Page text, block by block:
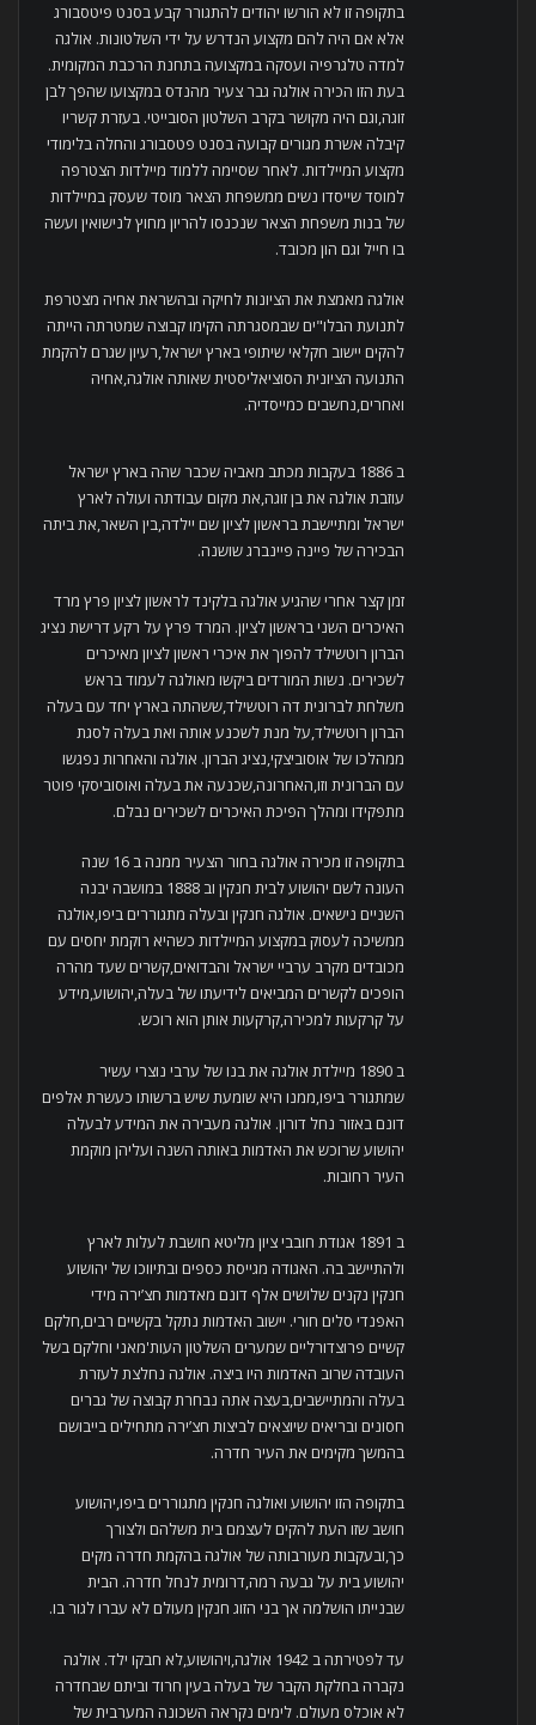
בתקופה זו לא הורשו יהודים להתגורר קבע בסנט פיטסבורג
אלא אם היה להם מקצוע הנדרש על ידי השלטונות. אולגה
למדה טלגרפיה ועסקה במקצועה בתחנת הרכבת המקומית.
בעת הזו הכירה אולגה גבר צעיר מהנדס במקצועו שהפך לבן
זוגה,וגם היה מקושר בקרב השלטון הסובייטי. בעזרת קשריו
קיבלה אשרת מגורים קבועה בסנט פטסבורג והחלה בלימודי
מקצוע המיילדות. לאחר שסיימה ללמוד מיילדות הצטרפה
למוסד שייסדו נשים ממשפחת הצאר מוסד שעסק במיילדות
של בנות משפחת הצאר שנכנסו להריון מחוץ לנישואין ועשה
בו חייל וגם הון מכובד.
אולגה מאמצת את הציונות לחיקה ובהשראת אחיה מצטרפת
לתנועת הבלו"ים שבמסגרתה הקימו קבוצה שמטרתה הייתה
להקים יישוב חקלאי שיתופי בארץ ישראל,רעיון שגרם להקמת
התנועה הציונית הסוציאליסטית שאותה אולגה,אחיה
ואחרים,נחשבים כמייסדיה.
ב 1886 בעקבות מכתב מאביה שכבר שהה בארץ ישראל
עוזבת אולגה את בן זוגה,את מקום עבודתה ועולה לארץ
ישראל ומתיישבת בראשון לציון שם יילדה,בין השאר,את ביתה
הבכירה של פיינה פיינברג שושנה.
זמן קצר אחרי שהגיע אולגה בלקינד לראשון לציון פרץ מרד
האיכרים השני בראשון לציון. המרד פרץ על רקע דרישת נציג
הברון רוטשילד להפוך את איכרי ראשון לציון מאיכרים
לשכירים. נשות המורדים ביקשו מאולגה לעמוד בראש
משלחת לברונית דה רוטשילד,ששהתה בארץ יחד עם בעלה
הברון רוטשילד,על מנת לשכנע אותה ואת בעלה לסגת
ממהלכו של אוסוביצקי,נציג הברון. אולגה והאחרות נפגשו
עם הברונית וזו,האחרונה,שכנעה את בעלה ואוסוביסקי פוטר
מתפקידו ומהלך הפיכת האיכרים לשכירים נבלם.
בתקופה זו מכירה אולגה בחור הצעיר ממנה ב 16 שנה
העונה לשם יהושוע לבית חנקין וב 1888 במושבה יבנה
השניים נישאים. אולגה חנקין ובעלה מתגוררים ביפו,אולגה
ממשיכה לעסוק במקצוע המיילדות כשהיא רוקמת יחסים עם
מכובדים מקרב ערביי ישראל והבדואים,קשרים שעד מהרה
הופכים לקשרים המביאים לידיעתו של בעלה,יהושוע,מידע
על קרקעות למכירה,קרקעות אותן הוא רוכש.
ב 1890 מיילדת אולגה את בנו של ערבי נוצרי עשיר
שמתגורר ביפו,ממנו היא שומעת שיש ברשותו כעשרת אלפים
דונם באזור נחל דורון. אולגה מעבירה את המידע לבעלה
יהושוע שרוכש את האדמות באותה השנה ועליהן מוקמת
העיר רחובות.
ב 1891 אגודת חובבי ציון מליטא חושבת לעלות לארץ
ולהתיישב בה. האגודה מגייסת כספים ובתיווכו של יהושוע
חנקין נקנים שלושים אלף דונם מאדמות חצ’ירה מידי
האפנדי סלים חורי. יישוב האדמות נתקל בקשיים רבים,חלקם
קשיים פרוצדורליים שמערים השלטון העות'מאני וחלקם בשל
העובדה שרוב האדמות היו ביצה. אולגה נחלצת לעזרת
בעלה והמתיישבים,בעצה אתה נבחרת קבוצה של גברים
חסונים ובריאים שיוצאים לביצות חצ’ירה מתחילים בייבושם
בהמשך מקימים את העיר חדרה.
בתקופה הזו יהושוע ואולגה חנקין מתגוררים ביפו,יהושוע
חושב שזו העת להקים לעצמם בית משלהם ולצורך
כך,ובעקבות מעורבותה של אולגה בהקמת חדרה מקים
יהושוע בית על גבעה רמה,דרומית לנחל חדרה. הבית
שבנייתו הושלמה אך בני הזוג חנקין מעולם לא עברו לגור בו.
עד לפטירתה ב 1942 אולגה,ויהושוע,לא חבקו ילד. אולגה
נקברה בחלקת הקבר של בעלה בעין חרוד וביתם שבחדרה
לא אוכלס מעולם. לימים נקראה השכונה המערבית של